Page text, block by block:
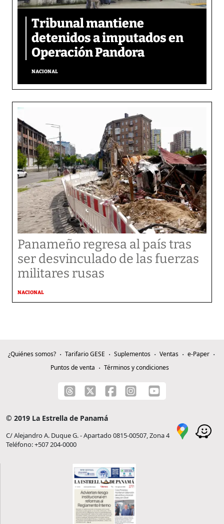
Tribunal mantiene
detenidos a imputados en
Operación Pandora
NACIONAL
Panameño regresa al país tras
ser desvinculado de las fuerzas
militares rusas
NACIONAL
¿Quiénes somos? Tarifario GESE Suplementos Ventas
e-Paper
Puntos de venta
Términos y condiciones
© 2019 La Estrella de Panamá
C/ Alejandro A. Duque G. - Apartado 0815-00507, Zona 4
Teléfono: +507 204-0000